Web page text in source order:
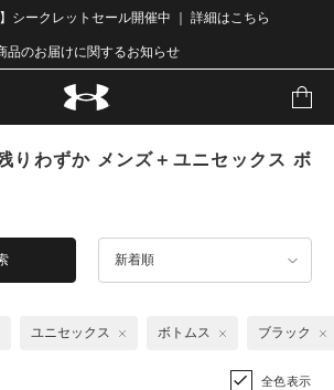
シークレットセール開催中 ｜ 詳細はこちら
品のお届けに関するお知らせ
りわずか メンズ＋ユニセックス ボ
新着順
ユニセックス ボトムス ブラック
全色表示